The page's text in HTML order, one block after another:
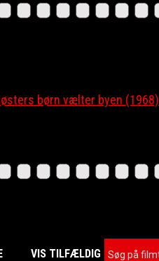
børn vælter byen (1968)
VIS TILFÆLDIG